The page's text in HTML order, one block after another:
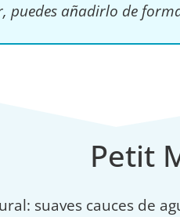
puedes añadirlo de
Petit
suaves cauces de